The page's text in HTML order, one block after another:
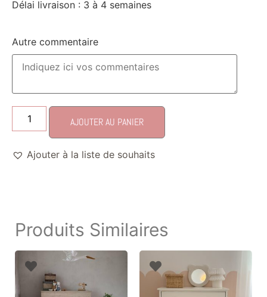
Délai livraison : 3 à 4 semaines
Autre commentaire
AJOUTER AU PANIER
Ajouter à la liste de souhaits
Produits Similaires